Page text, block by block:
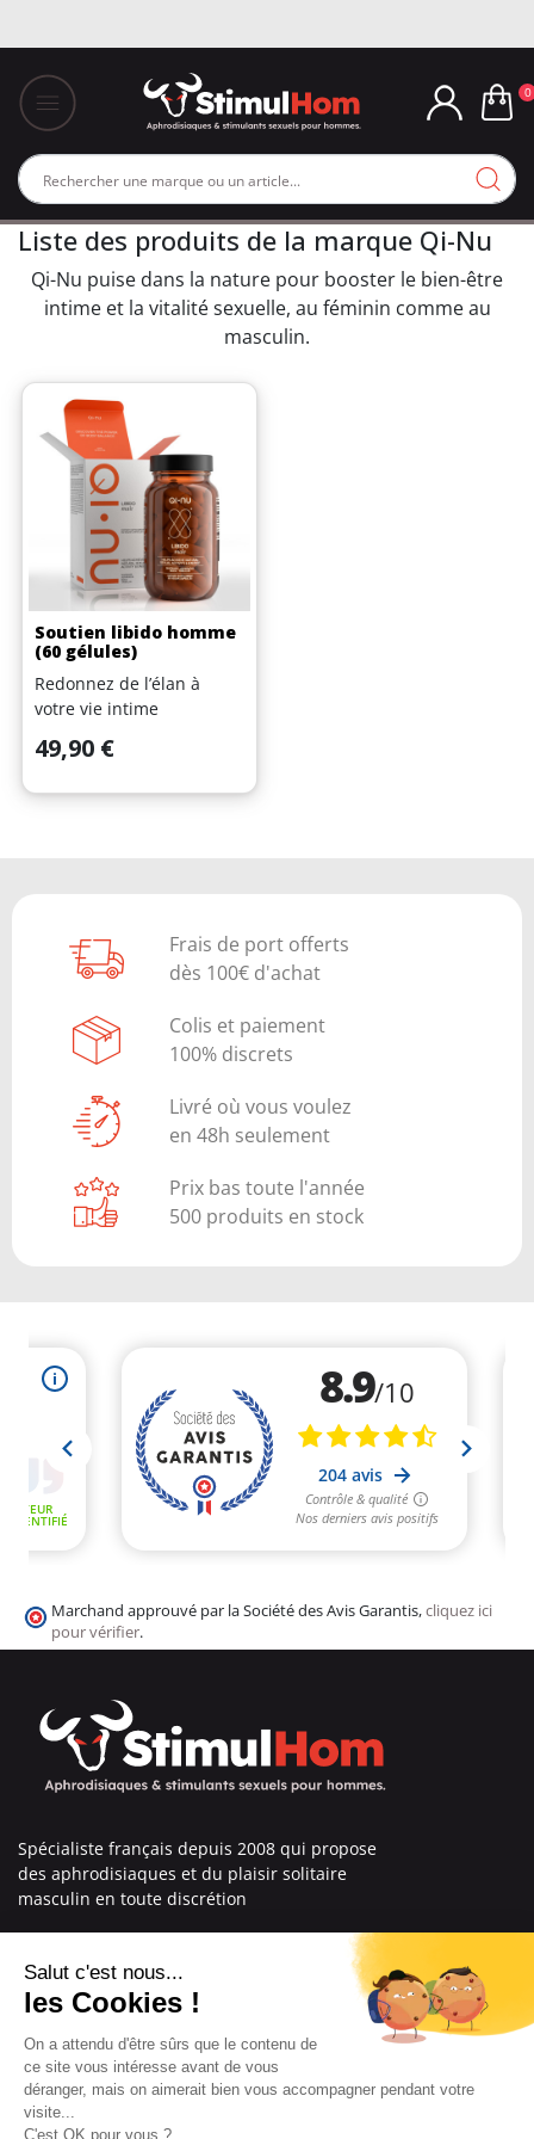
0
Liste des produits de la marque Qi-Nu
Qi-Nu puise dans la nature pour booster le bien-être
intime et la vitalité sexuelle, au féminin comme au
masculin.
Soutien libido homme
(60 gélules)
Redonnez de l’élan à
votre vie intime
Prix
49,90 €
Frais de port offerts
dès 100€ d'achat
Colis et paiement
100% discrets
Livré où vous voulez
en 48h seulement
Prix bas toute l'année
500 produits en stock
Marchand approuvé par la Société des Avis Garantis,cliquez ici
pour vérifier.
Spécialiste français depuis 2008 qui propose
des aphrodisiaques et du plaisir solitaire
masculin en toute discrétion
En savoir plus sur nous
Informations
Mentions légales